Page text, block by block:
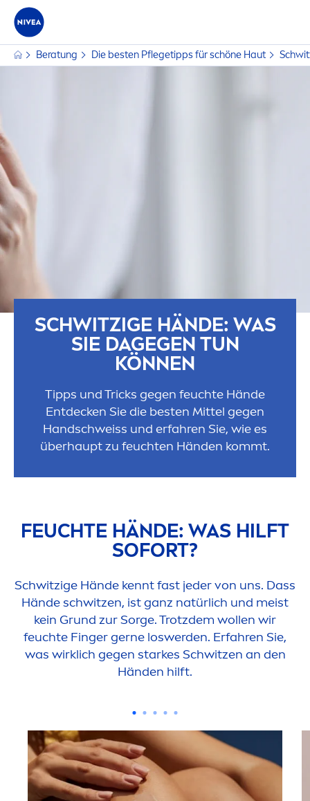
Beratung Die besten Pflegetipps für schöne Haut
SCHWITZIGE HÄNDE: WAS
SIE DAGEGEN TUN
KÖNNEN
Tipps und Tricks gegen feuchte Hände
Entdecken Sie die besten Mittel gegen
Handschweiss und erfahren Sie, wie es
überhaupt zu feuchten Händen kommt.
FEUCHTE HÄNDE: WAS HILFT
SOFORT?
Schwitzige Hände kennt fast jeder von uns. Dass
Hände schwitzen, ist ganz natürlich und meist
kein Grund zur Sorge. Trotzdem wollen wir
feuchte Finger gerne loswerden. Erfahren Sie,
was wirklich gegen starkes Schwitzen an den
Händen hilft.